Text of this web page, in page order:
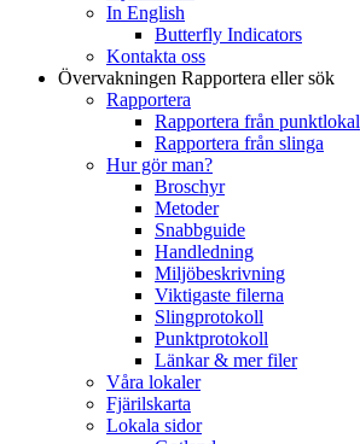
In English
Butterfly Indicators
Kontakta oss
Övervakningen Rapportera eller sök
Rapportera
Rapportera från punktlokal
Rapportera från slinga
Hur gör man?
Broschyr
Metoder
Snabbguide
Handledning
Miljöbeskrivning
Viktigaste filerna
Slingprotokoll
Punktprotokoll
Länkar & mer filer
Våra lokaler
Fjärilskarta
Lokala sidor